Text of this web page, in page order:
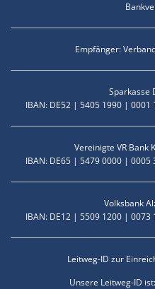
Empfänger:
Sparkasse
IBAN: DE52 | 5405 1990 | 0001
Vereinigte VR Bank
IBAN: DE65 | 5479 0000 | 0005
Volksbank
IBAN: DE12 | 5509 1200 | 0073
Leitweg-ID zur
Unsere Leitweg-ID ist: